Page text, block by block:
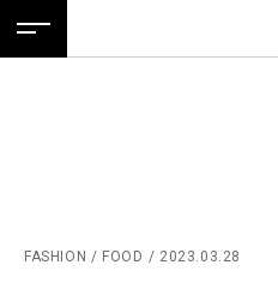
ホーム 特集 ニュース
ENGLISH
ภาษาไทย
FASHION / FOOD 2023.03.28